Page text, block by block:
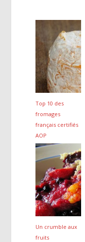
Top 10 des
fromages
français certifiés
AOP
Un crumble aux
fruits